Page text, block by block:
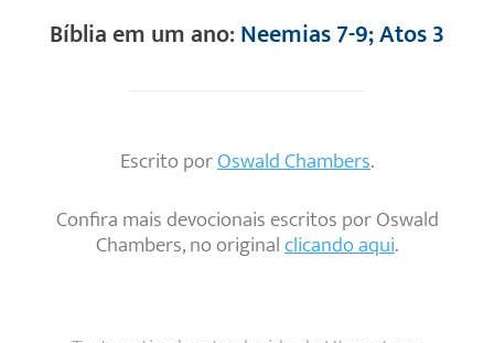
Bíblia em um ano:Neemias 7-9; Atos 3
Escrito porOswald Chambers.
Confira mais devocionais escritos por Oswald
Chambers, no originalclicando aqui.